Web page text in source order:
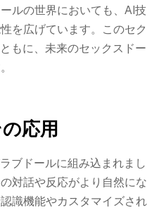
ルの世界においても、AI技
を広げています。このセク
もに、未来のセックスドー
応用
ブドールに組み込まれまし
対話や反応がより自然にな
識機能やカスタマイズされ